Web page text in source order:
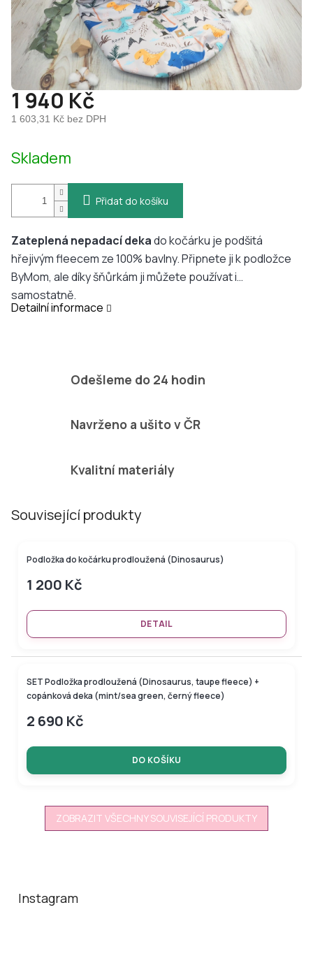
1 940 Kč
1 603,31 Kč bez DPH
cena:
Skladem
Přidat do košíku
Zateplená nepadací dekado kočárku je podšitá
hřejivým fleecem ze 100% bavlny. Připnete ji k podložce
ByMom, ale díky šňůrkám ji můžete používat i
samostatně.
Detailní informace
Odešleme do 24 hodin
Navrženo a ušito v ČR
Kvalitní materiály
Související produkty
Podložka do kočárku prodloužená (Dinosaurus)
1 200 Kč
DETAIL
SET Podložka prodloužená (Dinosaurus, taupe fleece) +
copánková deka (mint/sea green, černý fleece)
2 690 Kč
DO KOŠÍKU
ZOBRAZIT VŠECHNY SOUVISEJÍCÍ PRODUKTY
Instagram